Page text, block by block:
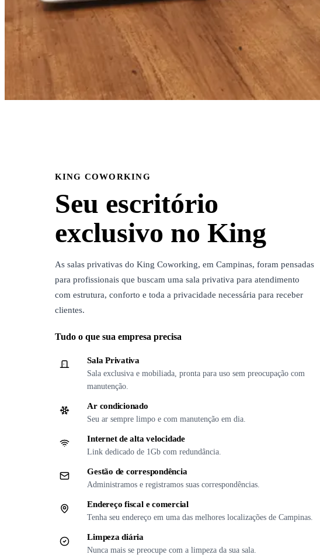
KING COWORKING
Seu escritório
exclusivo no King
As salas privativas do King Coworking, em Campinas, foram pensadas
para profissionais que buscam uma sala privativa para atendimento
com estrutura, conforto e toda a privacidade necessária para receber
clientes.
Tudo o que sua empresa precisa
Sala Privativa
Sala exclusiva e mobiliada, pronta para uso sem preocupação com
manutenção.
Ar condicionado
Seu ar sempre limpo e com manutenção em dia.
Internet de alta velocidade
Link dedicado de 1Gb com redundância.
Gestão de correspondência
Administramos e registramos suas correspondências.
Endereço fiscal e comercial
Tenha seu endereço em uma das melhores localizações de Campinas.
Limpeza diária
Nunca mais se preocupe com a limpeza da sua sala.